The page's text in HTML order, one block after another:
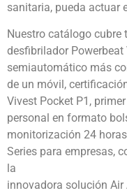
sanitaria, pueda actuar
Nuestro catálogo cubre
desfibrilador Powerbeat
semiautomático más
de un móvil,
Vivest Pocket P1,
personal en formato
monitorización 24
Series para empresas,
la
innovadora solución Air